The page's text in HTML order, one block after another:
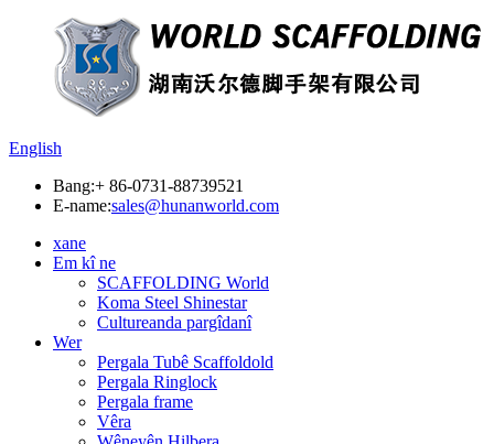
English
Bang:+ 86-0731-88739521
E-name:sales@hunanworld.com
xane
Em kî ne
SCAFFOLDING World
Koma Steel Shinestar
Cultureanda pargîdanî
Wer
Pergala Tubê Scaffoldold
Pergala Ringlock
Pergala frame
Vêra